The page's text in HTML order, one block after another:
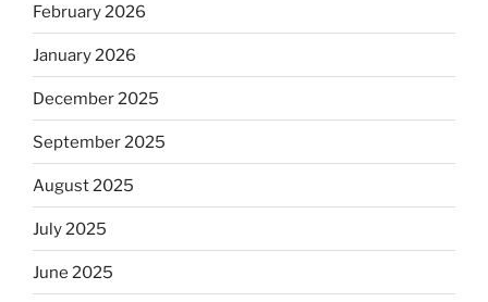
February 2026
January 2026
December 2025
September 2025
August 2025
July 2025
June 2025